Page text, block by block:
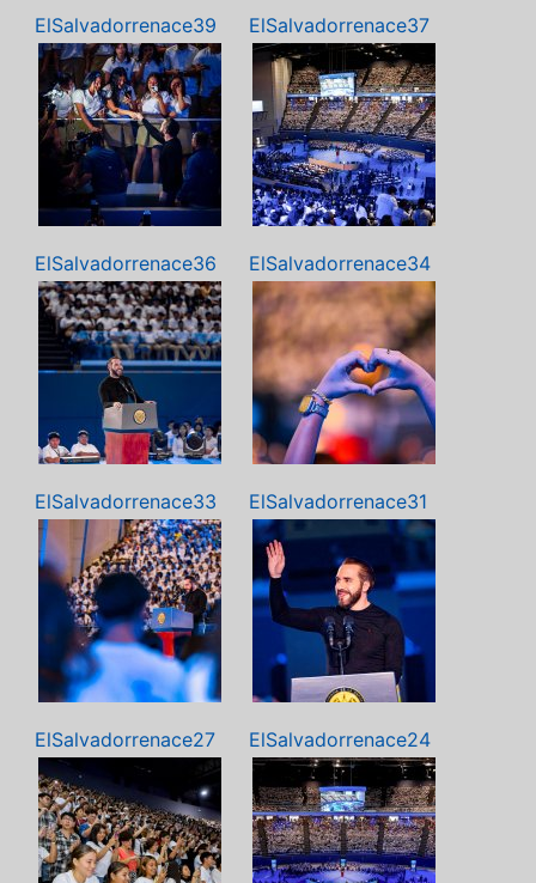
ElSalvadorrenace39 ElSalvadorrenace37
ElSalvadorrenace36 ElSalvadorrenace34
ElSalvadorrenace33 ElSalvadorrenace31
ElSalvadorrenace27 ElSalvadorrenace24